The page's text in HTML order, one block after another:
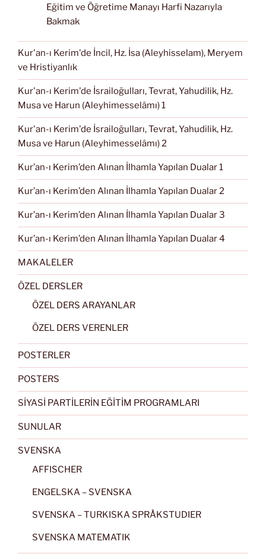
Eğitim ve Öğretime Manayı Harfi Nazarıyla
Bakmak
Kur'an-ı Kerim'de İncil, Hz. İsa (Aleyhisselam), Meryem
ve Hristiyanlık
Kur'an-ı Kerim'de İsrailoğulları, Tevrat, Yahudilik, Hz.
Musa ve Harun (Aleyhimesselâmı) 1
Kur'an-ı Kerim'de İsrailoğulları, Tevrat, Yahudilik, Hz.
Musa ve Harun (Aleyhimesselâmı) 2
Kur’an-ı Kerim’den Alınan İlhamla Yapılan Dualar 1
Kur’an-ı Kerim’den Alınan İlhamla Yapılan Dualar 2
Kur’an-ı Kerim’den Alınan İlhamla Yapılan Dualar 3
Kur’an-ı Kerim’den Alınan İlhamla Yapılan Dualar 4
MAKALELER
ÖZEL DERSLER
ÖZEL DERS ARAYANLAR
ÖZEL DERS VERENLER
POSTERLER
POSTERS
SİYASİ PARTİLERİN EĞİTİM PROGRAMLARI
SUNULAR
SVENSKA
AFFISCHER
ENGELSKA – SVENSKA
SVENSKA – TURKISKA SPRÅKSTUDIER
SVENSKA MATEMATIK